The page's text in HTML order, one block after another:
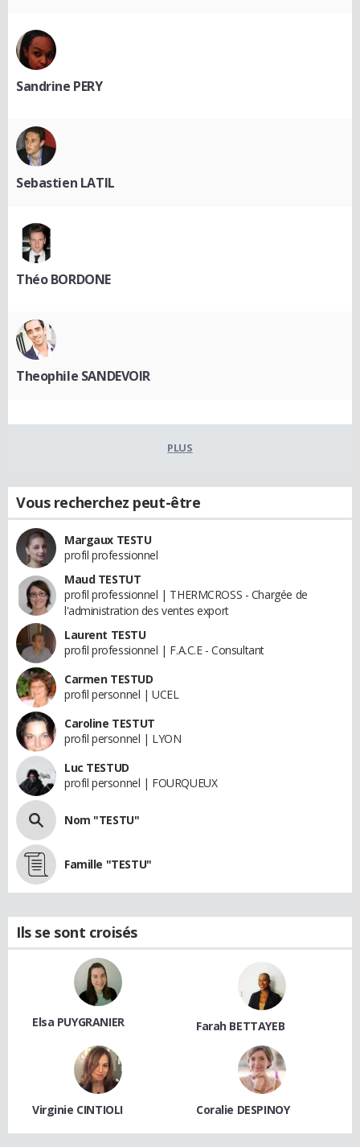
Sandrine PERY
Sebastien LATIL
Théo BORDONE
Theophile SANDEVOIR
PLUS
Vous recherchez peut-être
Margaux TESTU
profil professionnel
Maud TESTUT
profil professionnel | THERMCROSS - Chargée de
l'administration des ventes export
Laurent TESTU
profil professionnel | F.A.C.E - Consultant
Carmen TESTUD
profil personnel | UCEL
Caroline TESTUT
profil personnel | LYON
Luc TESTUD
profil personnel | FOURQUEUX
Nom "TESTU"
Famille "TESTU"
Ils se sont croisés
Elsa PUYGRANIER Farah BETTAYEB
Virginie CINTIOLI Coralie DESPINOY